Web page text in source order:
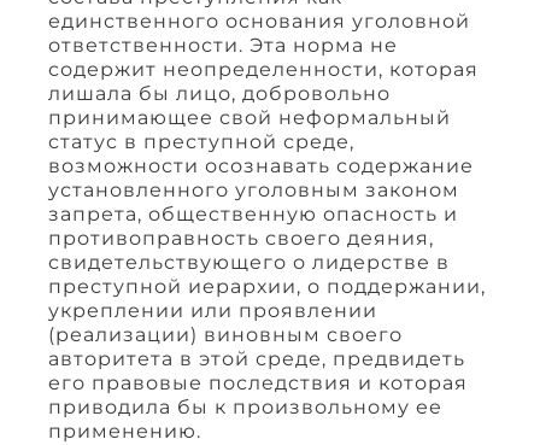
единственного основания уголовной
ответственности. Эта норма не
содержит неопределенности, которая
лишала бы лицо, добровольно
принимающее свой неформальный
статус в преступной среде,
возможности осознавать содержание
установленного уголовным законом
запрета, общественную опасность и
противоправность своего деяния,
свидетельствующего о лидерстве в
преступной иерархии, о поддержании,
укреплении или проявлении
(реализации) виновным своего
авторитета в этой среде, предвидеть
его правовые последствия и которая
приводила бы к произвольному ее
применению.